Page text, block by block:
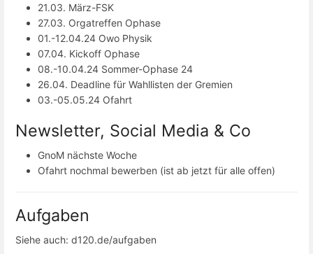
21.03. März-FSK
27.03. Orgatreffen Ophase
01.-12.04.24 Owo Physik
07.04. Kickoff Ophase
08.-10.04.24 Sommer-Ophase 24
26.04. Deadline für Wahllisten der Gremien
03.-05.05.24 Ofahrt
Newsletter, Social Media & Co
GnoM nächste Woche
Ofahrt nochmal bewerben (ist ab jetzt für alle offen)
Aufgaben
Siehe auch: d120.de/aufgaben